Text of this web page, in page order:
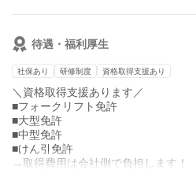
※要普通免許（オートマ免許OK！）
待遇・福利厚生
社保あり 研修制度 資格取得支援あり
＼資格取得支援あります／
■フォークリフト免許
■大型免許
■中型免許
■けん引免許
→取得費用は会社側で負担します！